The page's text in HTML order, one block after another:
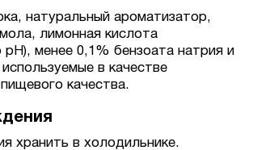
натуральный ароматизатор,
лимонная кислота
рН), менее 0,1% бензоата натрия и
в качестве
качества.
хранить в холодильнике.